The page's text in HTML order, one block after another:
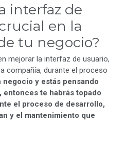
interfaz de
en la
tu negocio?
mejorar la interfaz de usuario,
compañía, durante el proceso
negocio y estás pensando
entonces te habrás topado
el proceso de desarrollo,
y el mantenimiento que